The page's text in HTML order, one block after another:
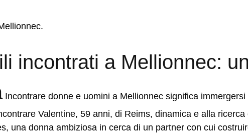
incontrati a Mellionnec:
Incontrare donne e uomini a Mellionnec significa
Valentine, 59 anni, di Reims, dinamica e alla
una donna ambiziosa in cerca di un partner con cui